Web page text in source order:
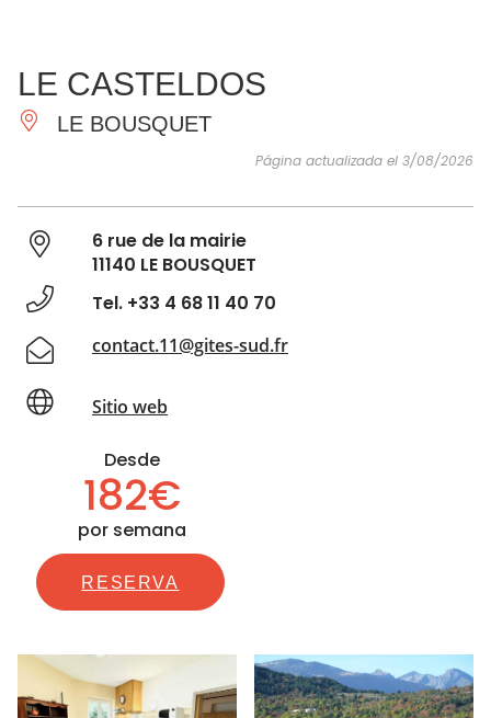
IMPRESCINDIBLES
HACER
LE CASTELDOS
LE BOUSQUET
Página actualizada el 3/08/2026
6 rue de la mairie
11140 LE BOUSQUET
Tel. +33 4 68 11 40 70
contact.11@gites-sud.fr
Sitio web
Desde
182€
por semana
RESERVA